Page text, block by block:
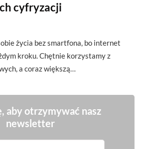
cyfryzacji
życia bez smartfona, bo internet
kroku. Chętnie korzystamy z
a coraz większą…
aby otrzymywać nasz
newsletter